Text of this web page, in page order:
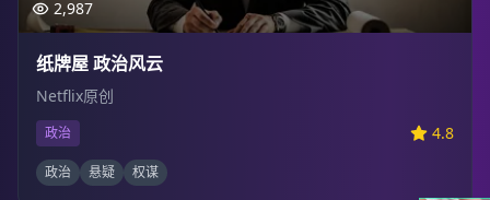
2,987
纸牌屋 政治风云
Netflix原创
政治 4.8
政治 悬疑 权谋